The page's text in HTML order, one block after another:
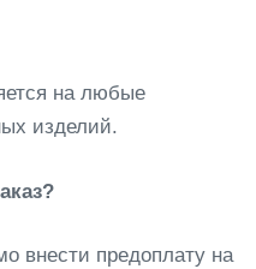
на любые
изделий.
внести предоплату на